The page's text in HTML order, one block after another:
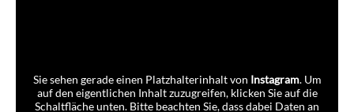
Sie sehen gerade einen Platzhalterinhalt von Instagram. Um
auf den eigentlichen Inhalt zuzugreifen, klicken Sie auf die
Schaltfläche unten. Bitte beachten Sie, dass dabei Daten an